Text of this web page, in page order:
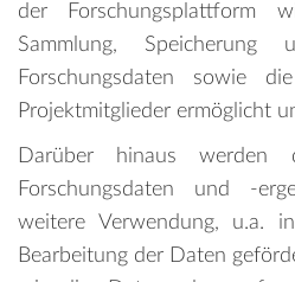
der Forschungsplattform
Sammlung,
Forschungsdaten sowie
Projektmitglieder ermöglicht
Darüber hinaus
Forschungsdaten und -
weitere Verwendung, u.a.
Bearbeitung der Daten